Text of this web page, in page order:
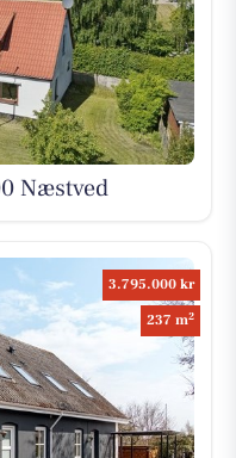
Næstved
3.795.000 kr
237 m2